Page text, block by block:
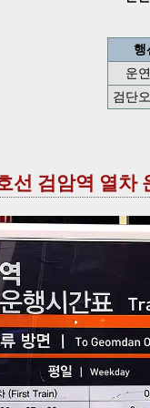
행
운
검단
선 검암역 열차